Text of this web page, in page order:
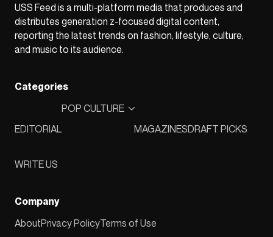
USS Feed is a multi-platform media that produces and
distributes generation z-focused digital content,
reporting the latest trends on fashion, lifestyle, culture,
and music to its audience.
Categories
EDITORIAL
POP CULTURE
MAGAZINESDRAFT PICKS
WRITE US
Company
AboutPrivacy PolicyTerms of Use